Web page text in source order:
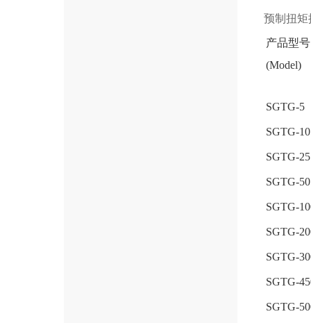
预制扭矩
产品型号
(Model)
SGTG-5
SGTG-10
SGTG-25
SGTG-50
SGTG-
SGTG-
SGTG-
SGTG-
SGTG-